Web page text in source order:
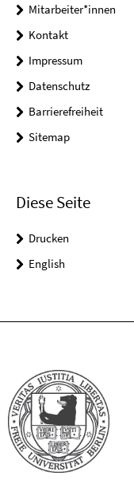
Mitarbeiter*innen
Kontakt
Impressum
Datenschutz
Barrierefreiheit
Sitemap
Diese Seite
Drucken
English